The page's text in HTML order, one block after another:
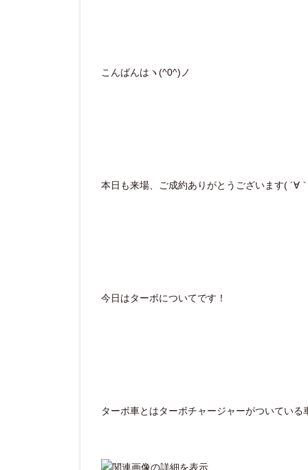
こんばんはヽ(^0^)ノ
本日も来場、ご成約ありがとうございます( ´∀
今日はターボについてです！
ターボ車とはターボチャージャーがついている